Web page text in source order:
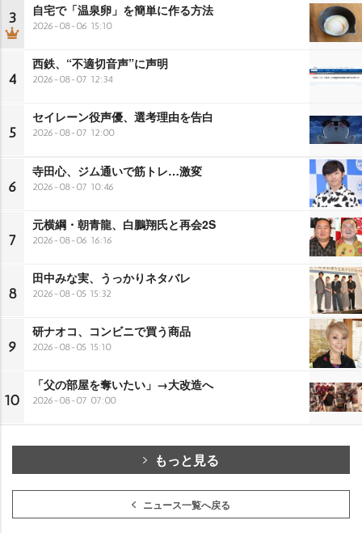
3 自宅で「温泉卵」を簡単に作る方法
2026-08-06 15:10
4
西鉄、“不適切音声”に声明
2026-08-07 12:34
5
セイレーン役声優、選考理由を告白
2026-08-07 12:00
6
寺田心、ジム通いで筋トレ…激変
2026-08-07 10:46
7
元横綱・朝青龍、白鵬翔氏と再会2S
2026-08-06 16:16
8
田中みな実、うっかりネタバレ
2026-08-05 15:32
9
研ナオコ、コンビニで買う商品
2026-08-05 15:10
10
「父の部屋を奪いたい」→大改造へ
2026-08-07 07:00
もっと見る
ニュース一覧へ戻る